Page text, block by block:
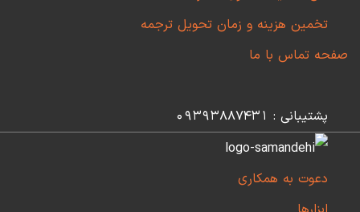
تخمین هزینه و زمان تحویل ترجمه
صفحه تماس با ما
پشتیبانی : 09393887431
دعوت به همکاری